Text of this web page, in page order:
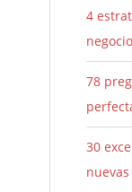
4
78
30